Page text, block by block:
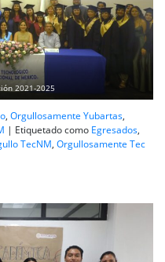
2021-2025
, Orgullosamente Yubartas,
| Etiquetado como Egresados,
TecNM, Orgullosamente Tec